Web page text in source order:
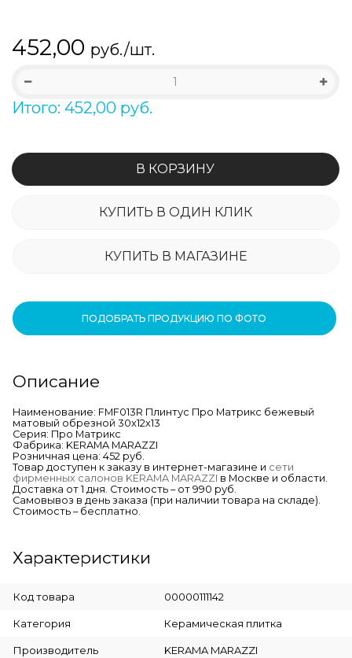
452,00 руб./шт.
Итого: 452,00 руб.
В КОРЗИНУ
КУПИТЬ В ОДИН КЛИК
КУПИТЬ В МАГАЗИНЕ
ПОДОБРАТЬ ПРОДУКЦИЮ ПО ФОТО
Описание
Наименование: FMF013R Плинтус Про Матрикс бежевый
матовый обрезной 30x12x13
Серия: Про Матрикс
Фабрика: KERAMA MARAZZI
Розничная цена: 452 руб.
Товар доступен к заказу в интернет-магазине и сети
фирменных салонов KERAMA MARAZZI в Москве и области.
Доставка от 1 дня. Стоимость – от 990 руб.
Самовывоз в день заказа (при наличии товара на складе).
Стоимость – бесплатно.
Характеристики
Код товара 00000111142
Категория Керамическая плитка
Производитель KERAMA MARAZZI